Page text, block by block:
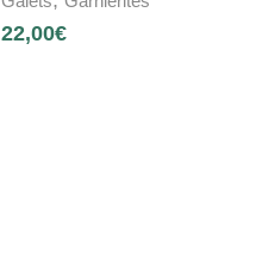
22,00€